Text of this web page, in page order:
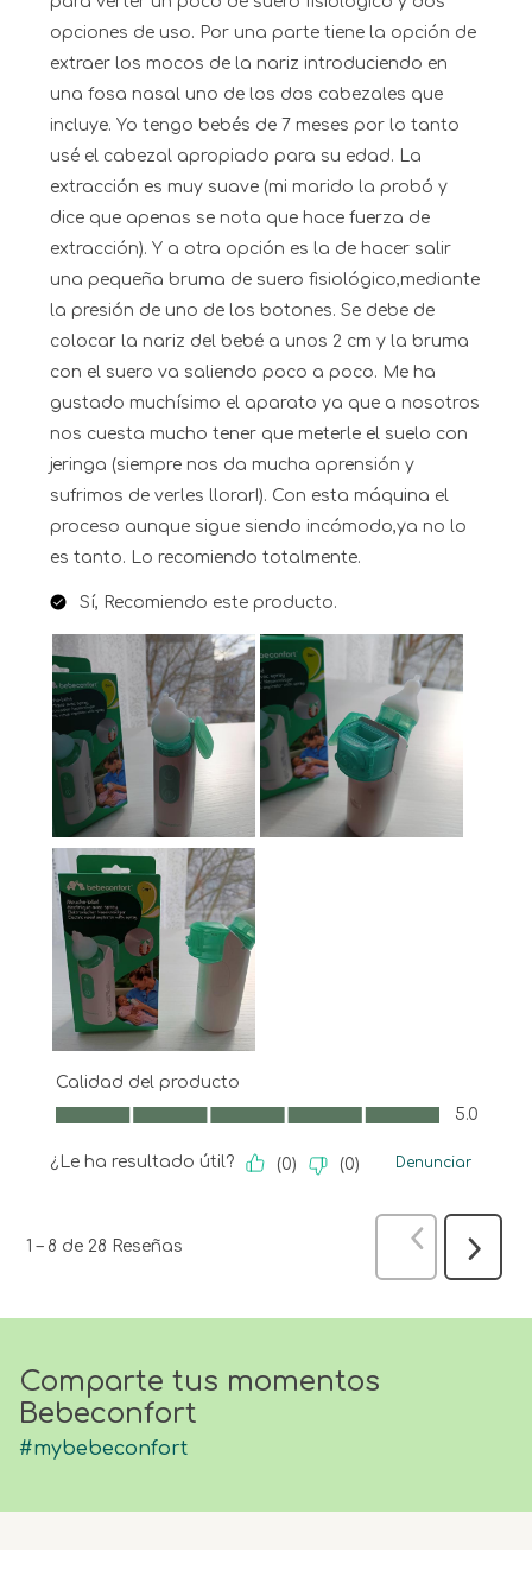
Comparte tus momentos
Bebeconfort
#mybebeconfort
opciones de uso. Por una parte tiene la opción de
extraer los mocos de la nariz introduciendo en
una fosa nasal uno de los dos cabezales que
incluye. Yo tengo bebés de 7 meses por lo tanto
usé el cabezal apropiado para su edad. La
extracción es muy suave (mi marido la probó y
dice que apenas se nota que hace fuerza de
extracción). Y a otra opción es la de hacer salir
una pequeña bruma de suero fisiológico,mediante
la presión de uno de los botones. Se debe de
colocar la nariz del bebé a unos 2 cm y la bruma
con el suero va saliendo poco a poco. Me ha
gustado muchísimo el aparato ya que a nosotros
nos cuesta mucho tener que meterle el suelo con
jeringa (siempre nos da mucha aprensión y
sufrimos de verles llorar!). Con esta máquina el
proceso aunque sigue siendo incómodo,ya no lo
es tanto. Lo recomiendo totalmente.
Sí, Recomiendo este producto.
Calidad del producto
Calidad del producto, 5.0 de 5
5.0
¿Le ha resultado útil? (0) (0) Denunciar
1 – 8 de 28 Reseñas Anterior
Reseñas